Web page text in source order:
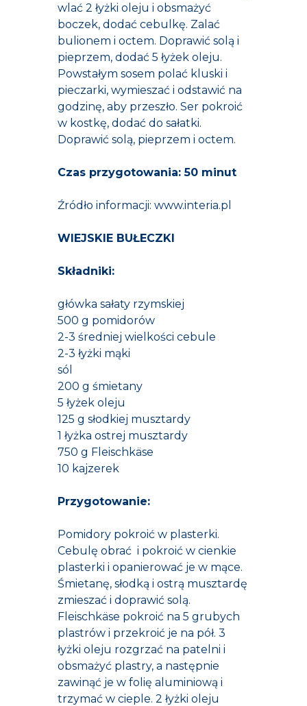
wlać 2 łyżki oleju i obsmażyć
boczek, dodać cebulkę. Zalać
bulionem i octem. Doprawić solą i
pieprzem, dodać 5 łyżek oleju.
Powstałym sosem polać kluski i
pieczarki, wymieszać i odstawić na
godzinę, aby przeszło. Ser pokroić
w kostkę, dodać do sałatki.
Doprawić solą, pieprzem i octem.
Czas przygotowania: 50 minut
Źródło informacji: www.interia.pl
WIEJSKIE BUŁECZKI
Składniki:
główka sałaty rzymskiej
500 g pomidorów
2-3 średniej wielkości cebule
2-3 łyżki mąki
sól
200 g śmietany
5 łyżek oleju
125 g słodkiej musztardy
1 łyżka ostrej musztardy
750 g Fleischkäse
10 kajzerek
Przygotowanie:
Pomidory pokroić w plasterki.
Cebulę obrać i pokroić w cienkie
plasterki i opanierować je w mące.
Śmietanę, słodką i ostrą musztardę
zmieszać i doprawić solą.
Fleischkäse pokroić na 5 grubych
plastrów i przekroić je na pół. 3
łyżki oleju rozgrzać na patelni i
obsmażyć plastry, a następnie
zawinąć je w folię aluminiową i
trzymać w cieple. 2 łyżki oleju